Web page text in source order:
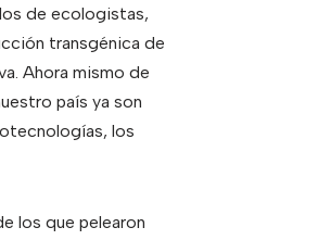
de ecologistas,
transgénica de
Ahora mismo de
país ya son
los
los que pelearon